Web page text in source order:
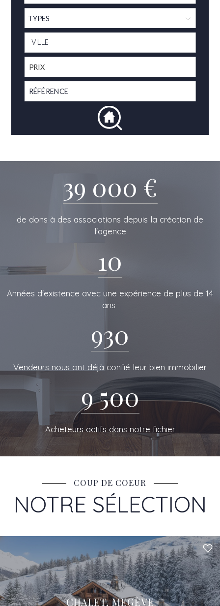
L'IMMOBILIERE
TYPES
39 000 €
de dons à des associations depuis la création de
l'agence
10
Années d'existence avec une expérience de plus de 14
ans
930
Vendeurs nous ont déjà confié leur bien immobilier
9 500
Acheteurs actifs dans notre fichier
COUP DE COEUR
NOTRE SÉLECTION
CHALET, MEGÈVE